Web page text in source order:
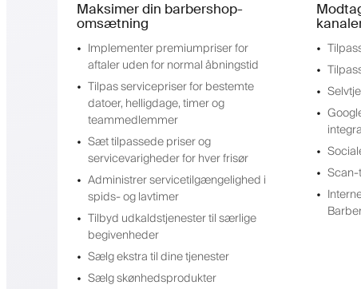
Maksimer din barbershop-
omsætning
Implementer premiumpriser for
aftaler uden for normal åbningstid
Tilpas servicepriser for bestemte
datoer, helligdage, timer og
teammedlemmer
Sæt tilpassede priser og
servicevarigheder for hver frisør
Administrer servicetilgængelighed i
spids- og lavtimer
Tilbyd udkaldstjenester til særlige
begivenheder
Sælg ekstra til dine tjenester
Sælg skønhedsprodukter